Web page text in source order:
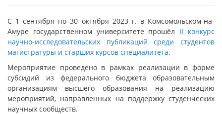
С 1 сентября по 30 октября 2023 г. в Комсомольском-на-
Амуре государственном университете прошёл II конкурс
научно-исследовательских публикаций среди студентов
магистратуры и старших курсов специалитета.
Мероприятие проведено в рамках реализации в форме
субсидий из федерального бюджета образовательным
организациям высшего образования на реализацию
мероприятий, направленных на поддержку студенческих
научных сообществ.